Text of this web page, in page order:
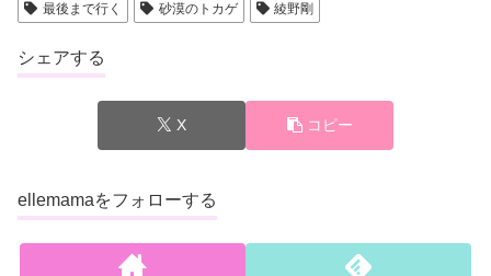
最後まで行く
砂漠のトカゲ 綾野剛
シェアする
X コピー
ellemamaをフォローする